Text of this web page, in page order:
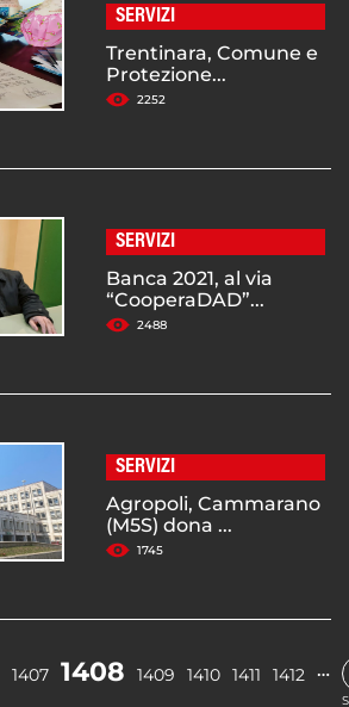
SERVIZI
Trentinara, Comune e
Protezione...
2252
SERVIZI
Banca 2021, al via
“CooperaDAD”...
2488
SERVIZI
Agropoli, Cammarano
(M5S) dona ...
1745
1407 1408 1409 1410 1411 1412 …